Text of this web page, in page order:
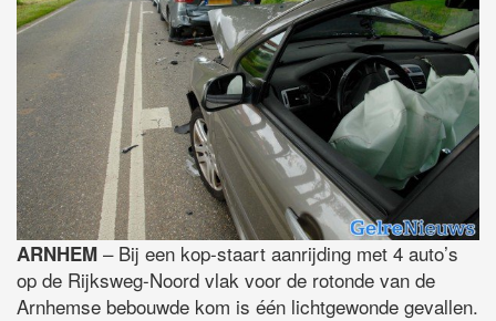
ARNHEM – Bij een kop-staart aanrijding met 4 auto’s
op de Rijksweg-Noord vlak voor de rotonde van de
Arnhemse bebouwde kom is één lichtgewonde gevallen.